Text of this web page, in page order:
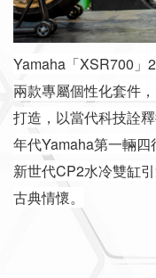
Yamaha「XSR700」
兩款專屬個性化套件
打造，以當代科技詮
年代Yamaha第一輛
新世代CP2水冷雙缸
古典情懷。